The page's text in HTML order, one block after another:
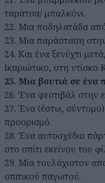
ταράτσα/ μπαλκόνι.
22. Μια ποδηλατάδα
23. Μια παράσταση
24. Και ένα ξενύχτι
Ικαριώτικο, στη ντίσκο
25. Μια βουτιά σε ένα
26. Ένα φεστιβάλ στην
27. Ένα (έστω,
προορισμό.
28. Ένα αυτοσχέδιο
στο σπίτι εκείνου του
29. Μία τουλάχιστον
σπιτικού παγωτού.